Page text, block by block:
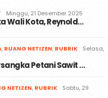
Minggu, 21 Desember 2025
Wali Kota, Reynold…
, RUANG NETIZEN, RUBRIK
Selasa,
Petani Sawit …
NETIZEN, RUBRIK
Sabtu, 29